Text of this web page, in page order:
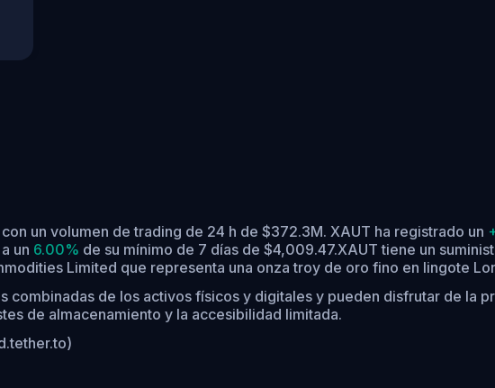
un volumen de trading de 24 h de $372.3M. XAUT ha registrado un
un 6.00% de su mínimo de 7 días de $4,009.47.XAUT tiene un
Limited que representa una onza troy de oro fino en lingote
combinadas de los activos físicos y digitales y pueden disfrutar de la
de almacenamiento y la accesibilidad limitada.